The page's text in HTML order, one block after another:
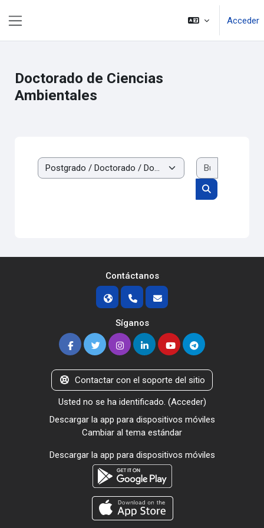
Acceder
Doctorado de Ciencias
Ambientales
Categorías
Buscar cursos
Contáctanos
Síganos
Contactar con el soporte del sitio
Usted no se ha identificado. (Acceder)
Descargar la app para dispositivos móviles
Cambiar al tema estándar
Descargar la app para dispositivos móviles